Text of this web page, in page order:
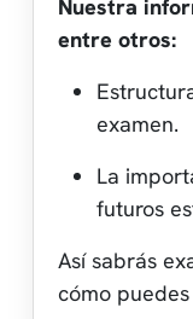
Nuestra
entre otros:
examen.
La
futuros
Así sabrás
cómo